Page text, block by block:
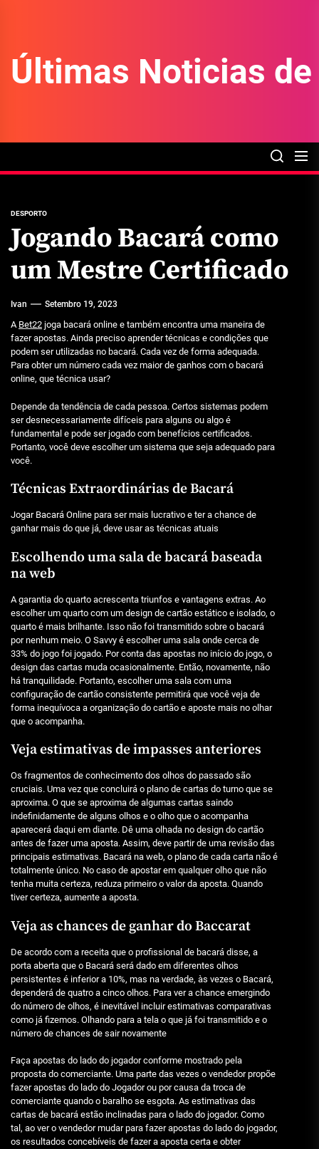
content
Últimas Noticias
DESPORTO
Jogando Bacará como
um Mestre Certificado
Ivan Setembro 19, 2023
A Bet22 joga bacará online e também encontra uma maneira de
fazer apostas. Ainda preciso aprender técnicas e condições que
podem ser utilizadas no bacará. Cada vez de forma adequada.
Para obter um número cada vez maior de ganhos com o bacará
online, que técnica usar?
Depende da tendência de cada pessoa. Certos sistemas podem
ser desnecessariamente difíceis para alguns ou algo é
fundamental e pode ser jogado com benefícios certificados.
Portanto, você deve escolher um sistema que seja adequado para
você.
Técnicas Extraordinárias de Bacará
Jogar Bacará Online para ser mais lucrativo e ter a chance de
ganhar mais do que já, deve usar as técnicas atuais
Escolhendo uma sala de bacará baseada
na web
A garantia do quarto acrescenta triunfos e vantagens extras. Ao
escolher um quarto com um design de cartão estático e isolado, o
quarto é mais brilhante. Isso não foi transmitido sobre o bacará
por nenhum meio. O Savvy é escolher uma sala onde cerca de
33% do jogo foi jogado. Por conta das apostas no início do jogo, o
design das cartas muda ocasionalmente. Então, novamente, não
há tranquilidade. Portanto, escolher uma sala com uma
configuração de cartão consistente permitirá que você veja de
forma inequívoca a organização do cartão e aposte mais no olhar
que o acompanha.
Veja estimativas de impasses anteriores
Os fragmentos de conhecimento dos olhos do passado são
cruciais. Uma vez que concluirá o plano de cartas do turno que se
aproxima. O que se aproxima de algumas cartas saindo
indefinidamente de alguns olhos e o olho que o acompanha
aparecerá daqui em diante. Dê uma olhada no design do cartão
antes de fazer uma aposta. Assim, deve partir de uma revisão das
principais estimativas. Bacará na web, o plano de cada carta não é
totalmente único. No caso de apostar em qualquer olho que não
tenha muita certeza, reduza primeiro o valor da aposta. Quando
tiver certeza, aumente a aposta.
Veja as chances de ganhar do Baccarat
De acordo com a receita que o profissional de bacará disse, a
porta aberta que o Bacará será dado em diferentes olhos
persistentes é inferior a 10%, mas na verdade, às vezes o Bacará,
dependerá de quatro a cinco olhos. Para ver a chance emergindo
do número de olhos, é inevitável incluir estimativas comparativas
como já fizemos. Olhando para a tela o que já foi transmitido e o
número de chances de sair novamente
Faça apostas do lado do jogador conforme mostrado pela
proposta do comerciante. Uma parte das vezes o vendedor propõe
fazer apostas do lado do Jogador ou por causa da troca de
comerciante quando o baralho se esgota. As estimativas das
cartas de bacará estão inclinadas para o lado do jogador. Como
tal, ao ver o vendedor mudar para fazer apostas do lado do jogador,
os resultados concebíveis de fazer a aposta certa e obter